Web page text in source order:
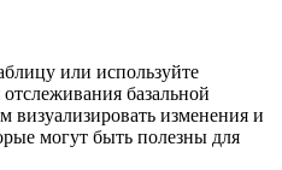
или используйте
базальной
визуализировать изменения и
могут быть полезны для